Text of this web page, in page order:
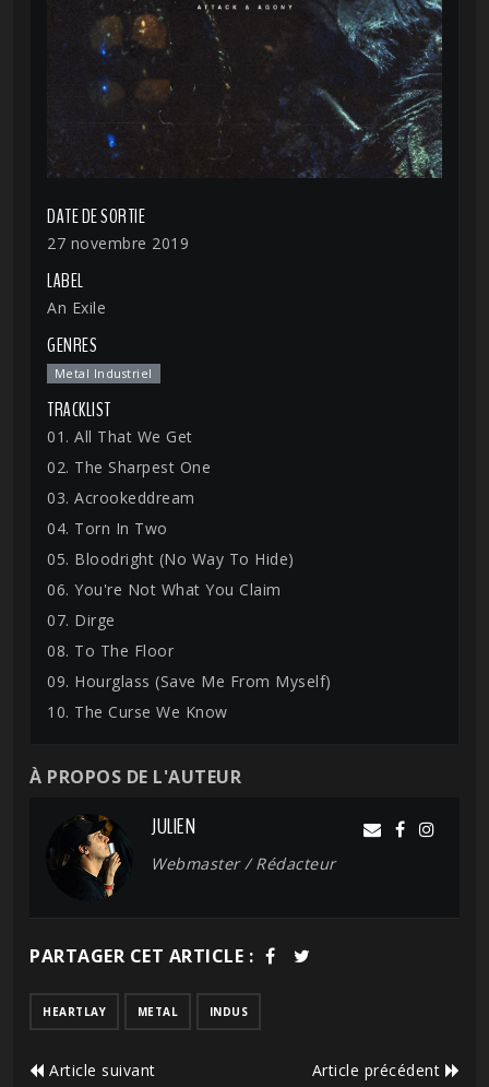
DATE DE SORTIE
27 novembre 2019
LABEL
An Exile
GENRES
Metal Industriel
TRACKLIST
01. All That We Get
02. The Sharpest One
03. Acrookeddream
04. Torn In Two
05. Bloodright (No Way To Hide)
06. You're Not What You Claim
07. Dirge
08. To The Floor
09. Hourglass (Save Me From Myself)
10. The Curse We Know
À PROPOS DE L'AUTEUR
JULIEN
Webmaster / Rédacteur
PARTAGER CET ARTICLE :
HEARTLAY METAL INDUS
Article suivant Article précédent